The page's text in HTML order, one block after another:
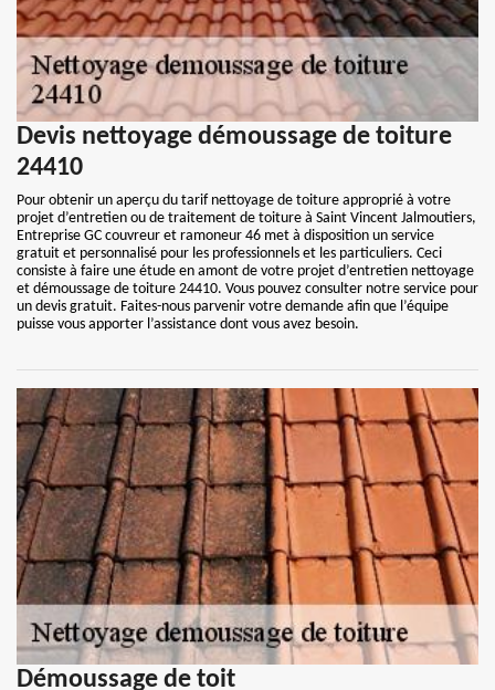
Devis nettoyage démoussage de toiture
24410
Pour obtenir un aperçu du tarif nettoyage de toiture approprié à votre
projet d’entretien ou de traitement de toiture à Saint Vincent Jalmoutiers,
Entreprise GC couvreur et ramoneur 46 met à disposition un service
gratuit et personnalisé pour les professionnels et les particuliers. Ceci
consiste à faire une étude en amont de votre projet d’entretien nettoyage
et démoussage de toiture 24410. Vous pouvez consulter notre service pour
un devis gratuit. Faites-nous parvenir votre demande afin que l’équipe
puisse vous apporter l’assistance dont vous avez besoin.
Démoussage de toit